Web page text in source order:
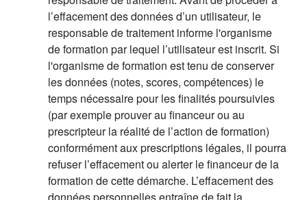
l’effacement des données d’un utilisateur, le
responsable de traitement informe l'organisme
de formation par lequel l’utilisateur est inscrit. Si
l'organisme de formation est tenu de conserver
les données (notes, scores, compétences) le
temps nécessaire pour les finalités poursuivies
(par exemple prouver au financeur ou au
prescripteur la réalité de l’action de formation)
conformément aux prescriptions légales, il pourra
refuser l’effacement ou alerter le financeur de la
formation de cette démarche. L’effacement des